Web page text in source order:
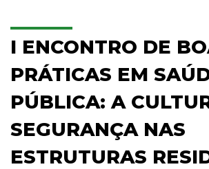
I ENCONTRO DE
PRÁTICAS EM
PÚBLICA: A
SEGURANÇA NAS
ESTRUTURAS